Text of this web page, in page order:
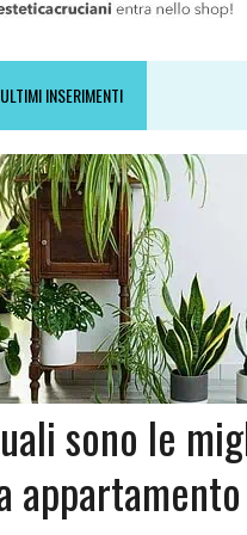
ULTIMI INSERIMENTI
sono le
appartamento